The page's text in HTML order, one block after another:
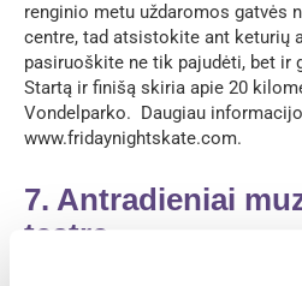
renginio metu uždaromos gatvės
centre, tad atsistokite ant keturių
pasiruoškite ne tik pajudėti, bet ir
Startą ir finišą skiria apie 20
Vondelparko. Daugiau
www.fridaynightskate.com.
7. Antradieniai
teatre